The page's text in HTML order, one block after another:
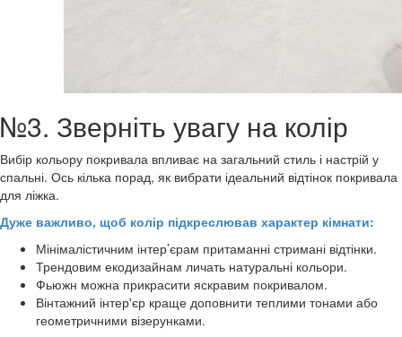
№3. Зверніть увагу на колір
Вибір кольору покривала впливає на загальний стиль і настрій у
спальні. Ось кілька порад, як вибрати ідеальний відтінок покривала
для ліжка.
Дуже важливо, щоб колір підкреслював характер кімнати:
Мінімалістичним інтер’єрам притаманні стримані відтінки.
Трендовим екодизайнам личать натуральні кольори.
Фьюжн можна прикрасити яскравим покривалом.
Вінтажний інтер'єр краще доповнити теплими тонами або
геометричними візерунками.